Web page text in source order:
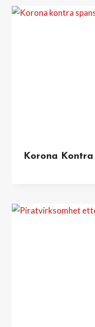
Korona Kontra